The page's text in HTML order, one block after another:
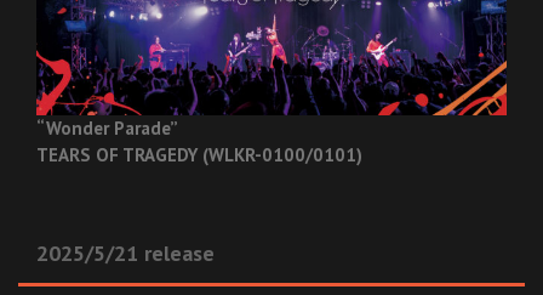
“Wonder Parade”
TEARS OF TRAGEDY (WLKR-0100/0101)
2025/5/21 release